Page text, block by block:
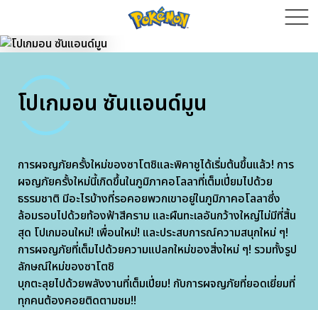
โปเกมอน ซันแอนด์มูน
การผจญภัยครั้งใหม่ของซาโตชิและพิคาชูได้เริ่มต้นขึ้นแล้ว! การ
ผจญภัยครั้งใหม่นี้เกิดขึ้นในภูมิภาคอโลลาที่เต็มเปี่ยมไปด้วย
ธรรมชาติ มีอะไรบ้างที่รอคอยพวกเขาอยู่ในภูมิภาคอโลลาซึ่ง
ล้อมรอบไปด้วยท้องฟ้าสีคราม และผืนทะเลอันกว้างใหญ่ไม่มีที่สิ้น
สุด โปเกมอนใหม่! เพื่อนใหม่! และประสบการณ์ความสนุกใหม่ ๆ!
การผจญภัยที่เต็มไปด้วยความแปลกใหม่ของสิ่งใหม่ ๆ! รวมทั้งรูป
ลักษณ์ใหม่ของซาโตชิ
บุกตะลุยไปด้วยพลังงานที่เต็มเปี่ยม! กับการผจญภัยที่ยอดเยี่ยมที่
ทุกคนต้องคอยติดตามชม!!